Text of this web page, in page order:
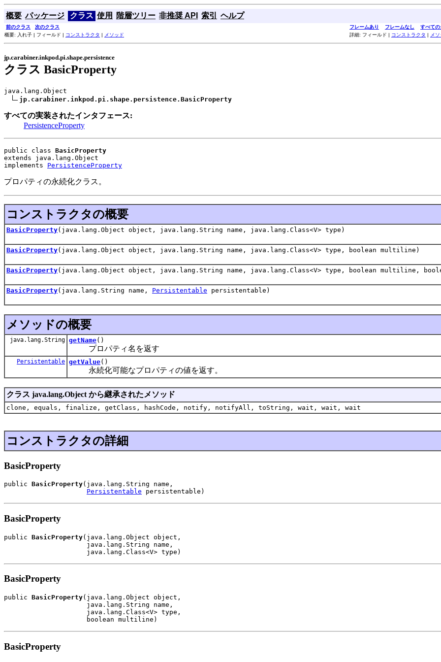
概要 パッケージ クラス 使用 階層ツリー 非推奨 API 索引 ヘルプ
前のクラス 次のクラス フレームあり フレームなし
すべての
概要: 入れ子 | フィールド | コンストラクタ | メソッド 詳細: フィールド | コンストラクタ | メ
jp.carabiner.inkpod.pi.shape.persistence
クラス BasicProperty
java.lang.Object
jp.carabiner.inkpod.pi.shape.persistence.BasicProperty
すべての実装されたインタフェース:
PersistenceProperty
public class BasicProperty
extends java.lang.Object
implements PersistenceProperty
プロパティの永続化クラス。
コンストラクタの概要
BasicProperty(java.lang.Object object, java.lang.String name, java.lang.Class<V> type)
BasicProperty(java.lang.Object object, java.lang.String name, java.lang.Class<V> type, boolean multiline)
BasicProperty(java.lang.Object object, java.lang.String name, java.lang.Class<V> type, boolean multiline,
BasicProperty(java.lang.String name, Persistentable persistentable)
メソッドの概要
java.lang.String getName()
プロパティ名を返す
Persistentable getValue()
永続化可能なプロパティの値を返す。
クラス java.lang.Object から継承されたメソッド
clone, equals, finalize, getClass, hashCode, notify, notifyAll, toString, wait, wait, wait
コンストラクタの詳細
BasicProperty
public BasicProperty(java.lang.String name,
Persistentable persistentable)
BasicProperty
public BasicProperty(java.lang.Object object,
                     java.lang.String name,
                     java.lang.Class<V> type)
BasicProperty
public BasicProperty(java.lang.Object object,
                     java.lang.String name,
                     java.lang.Class<V> type,
                     boolean multiline)
BasicProperty